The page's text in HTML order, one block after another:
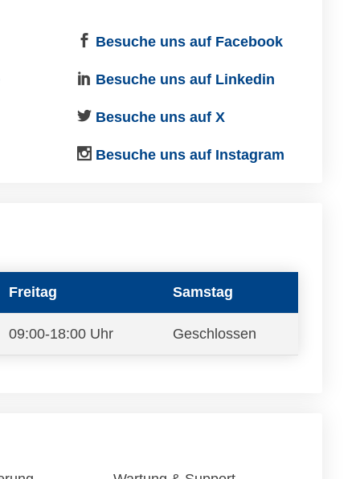
Besuche uns auf Facebook
Besuche uns auf Linkedin
Besuche uns auf X
Besuche uns auf Instagram
Freitag Samstag
09:00-18:00 Uhr Geschlossen